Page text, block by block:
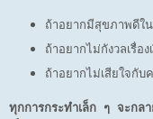
ถ้าอยากมีสุขภาพดีใ
ถ้าอยากไม่กังวลเรื่อ
ถ้าอยากไม่เสียใจกั
ทุกการกระทำเล็ก ๆ จะกล